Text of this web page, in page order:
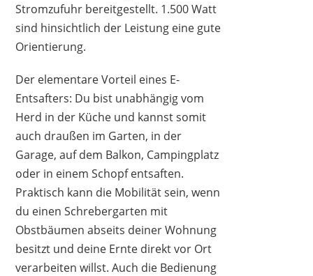
Stromzufuhr bereitgestellt. 1.500 Watt
sind hinsichtlich der Leistung eine gute
Orientierung.
Der elementare Vorteil eines E-
Entsafters: Du bist unabhängig vom
Herd in der Küche und kannst somit
auch draußen im Garten, in der
Garage, auf dem Balkon, Campingplatz
oder in einem Schopf entsaften.
Praktisch kann die Mobilität sein, wenn
du einen Schrebergarten mit
Obstbäumen abseits deiner Wohnung
besitzt und deine Ernte direkt vor Ort
verarbeiten willst. Auch die Bedienung